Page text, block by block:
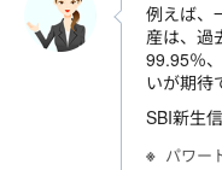
例えば、
産は、過
99.95％
いが期待
SBI新生
パワー